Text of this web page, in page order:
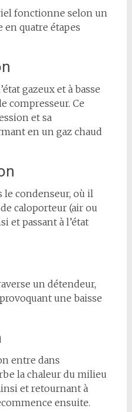
fonctionne selon un
quatre étapes
gazeux et à basse
compresseur. Ce
et sa
en un gaz chaud
le condenseur, où il
caloporteur (air ou
et passant à l’état
un détendeur,
une baisse
entre dans
la chaleur du milieu
et retournant à
ensuite.